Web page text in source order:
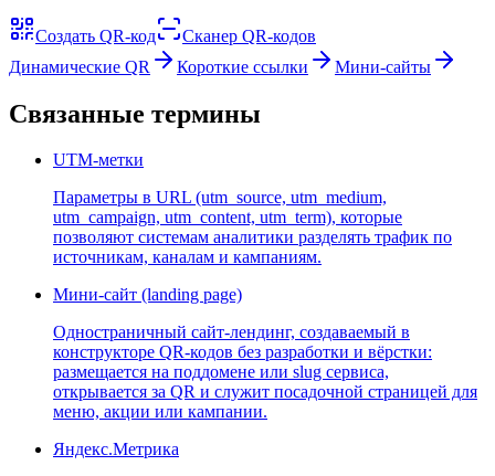
Создать QR-код
Сканер QR-кодов
Динамические QR
Короткие ссылки Мини-сайты
Связанные термины
UTM-метки
Параметры в URL (utm_source, utm_medium,
utm_campaign, utm_content, utm_term), которые
позволяют системам аналитики разделять трафик по
источникам, каналам и кампаниям.
Мини-сайт (landing page)
Одностраничный сайт-лендинг, создаваемый в
конструкторе QR-кодов без разработки и вёрстки:
размещается на поддомене или slug сервиса,
открывается за QR и служит посадочной страницей для
меню, акции или кампании.
Яндекс.Метрика